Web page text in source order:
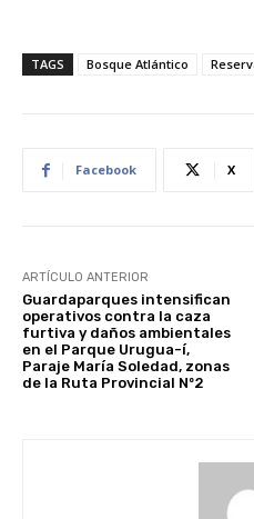
TAGS Bosque Atlántico
Facebook X
ARTÍCULO ANTERIOR
Guardaparques intensifican
operativos contra la caza
furtiva y daños ambientales
en el Parque Urugua-í,
Paraje María Soledad, zonas
de la Ruta Provincial Nº2